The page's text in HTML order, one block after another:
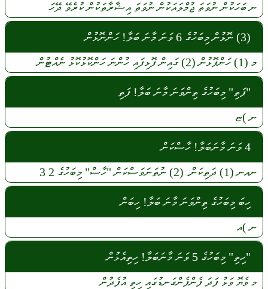
ނބަހަކުންނުވަތަ ޖުމްލައަކުންނުވަތަ އިޝާރާތަކުންކުރެވޭ ދޭހަ
(3) ނޮޅުން މިބަހުގެ 6 ވަނަ މާނަ ބަލާ! ހަންނޮޅުން
މ (1) ހަންފޮޅުން(2) ގައިންފޮޅިފައި ހުންނަހަންކޮޅުކޮޅު ނެއްޓުން
"ފަތި" މިބަހުގެ ތިންވަނަ މާނަ ބަލާ! ފަތި
ނ)ޏ
4 ވަނަ މާނަބަލާ! ހާސްކަން
ނއނ(1) ދަތިކަން. (2) ނުތަނަވަސްކަން"ހާސް" މިބަހުގެ 2 3
ހިބަ މިބަހުގެ ތިންވަނަ މާނަ ބަލާ! ހިބަން
ނ)އ
"ހިތި" މިބަހުގެ 5 ވަނަ މާނަބަލާ! ހިތިއެޅުން
މވެޔޮވަޅުފަދަފެންފެންގަނޑުގައި ހިތި އުފެދުން